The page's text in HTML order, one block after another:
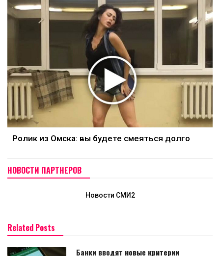
Ролик из Омска: вы будете смеяться долго
НОВОСТИ ПАРТНЕРОВ
Новости СМИ2
Related Posts
Банки вводят новые критерии